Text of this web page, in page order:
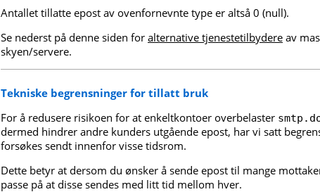
Antallet tillatte epost av ovenfornevnte type er altså 0 (null).
Se nederst på denne siden for alternative tjenestetilbydere av
skyen/servere.
Tekniske begrensninger for tillatt bruk
For å redusere risikoen for at enkeltkontoer overbelaster
dermed hindrer andre kunders utgående epost, har vi satt
forsøkes sendt innenfor visse tidsrom.
Dette betyr at dersom du ønsker å sende epost til mange
passe på at disse sendes med litt tid mellom hver.